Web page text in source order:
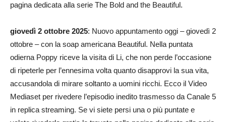
pagina dedicata alla serie The Bold and the Beautiful.
giovedì 2 ottobre 2025: Nuovo appuntamento oggi – giovedì 2
ottobre – con la soap americana Beautiful. Nella puntata
odierna Poppy riceve la visita di Li, che non perde l’occasione
di ripeterle per l’ennesima volta quanto disapprovi la sua vita,
accusandola di mirare soltanto a uomini ricchi. Ecco il Video
Mediaset per rivedere l’episodio inedito trasmesso da Canale 5
in replica streaming. Se vi siete persi una o più puntate e